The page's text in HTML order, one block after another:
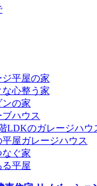
平屋の家
心整う家
の家
ハウス
LDKのガレージハウ
屋ガレージハウス
なぐ家
平屋